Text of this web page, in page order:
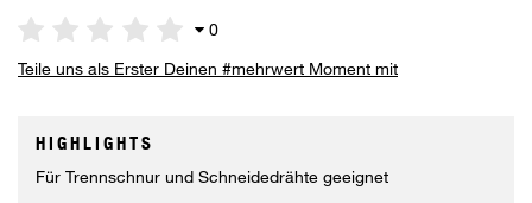
0
Teile uns als Erster Deinen #mehrwert Moment mit
HIGHLIGHTS
Für Trennschnur und Schneidedrähte geeignet